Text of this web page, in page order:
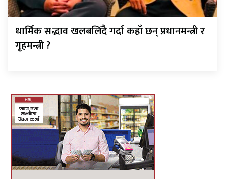
धार्मिक सद्भाव खलबलिँदै गर्दा कहाँ छन् प्रधानमन्त्री र
गृहमन्त्री ?